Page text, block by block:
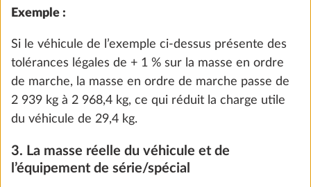
Porte-vélos THULE sur flèche pour 2
vélos, charge utile maxi 60 kg
Exemple :
Si le véhicule de l’exemple ci-dessus présente des
tolérances légales de + 1 % sur la masse en ordre
de marche, la masse en ordre de marche passe de
2 939 kg à 2 968,4 kg, ce qui réduit la charge utile
du véhicule de 29,4 kg.
3. La masse réelle du véhicule et de
l’équipement de série/spécial